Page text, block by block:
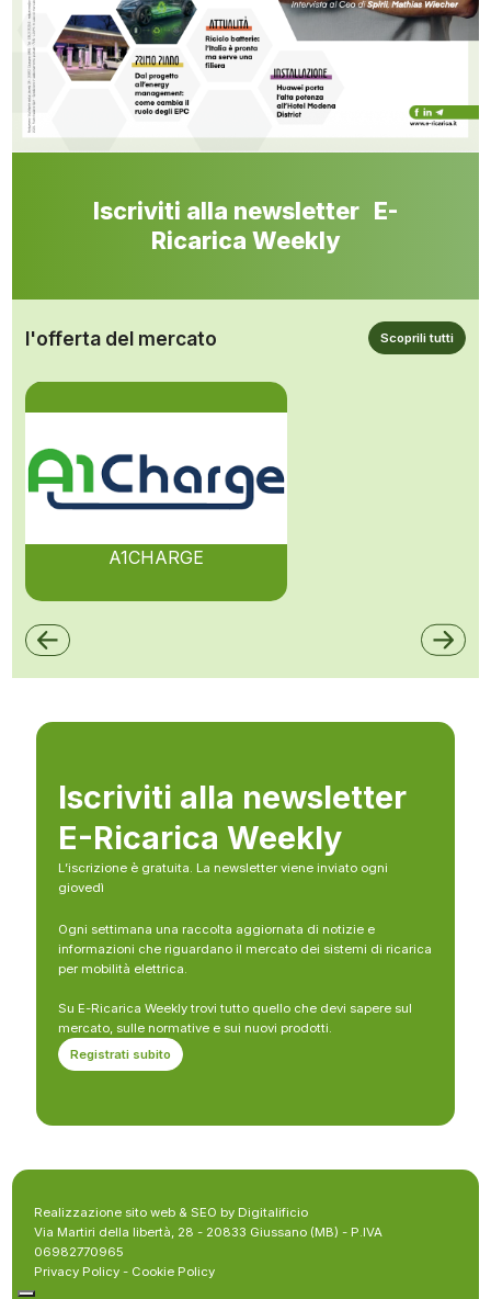
Iscriviti alla newsletter E-
Ricarica Weekly
l'offerta del mercato Scoprili tutti
A1CHARGE
Iscriviti alla newsletter
E-Ricarica Weekly
L’iscrizione è gratuita. La newsletter viene inviato ogni
giovedì
Ogni settimana una raccolta aggiornata di notizie e
informazioni che riguardano il mercato dei sistemi di ricarica
per mobilità elettrica.
Su E-Ricarica Weekly trovi tutto quello che devi sapere sul
mercato, sulle normative e sui nuovi prodotti.
Registrati subito
Realizzazione sito web & SEO by Digitalificio
Via Martiri della libertà, 28 - 20833 Giussano (MB) - P.IVA
06982770965
Privacy Policy - Cookie Policy